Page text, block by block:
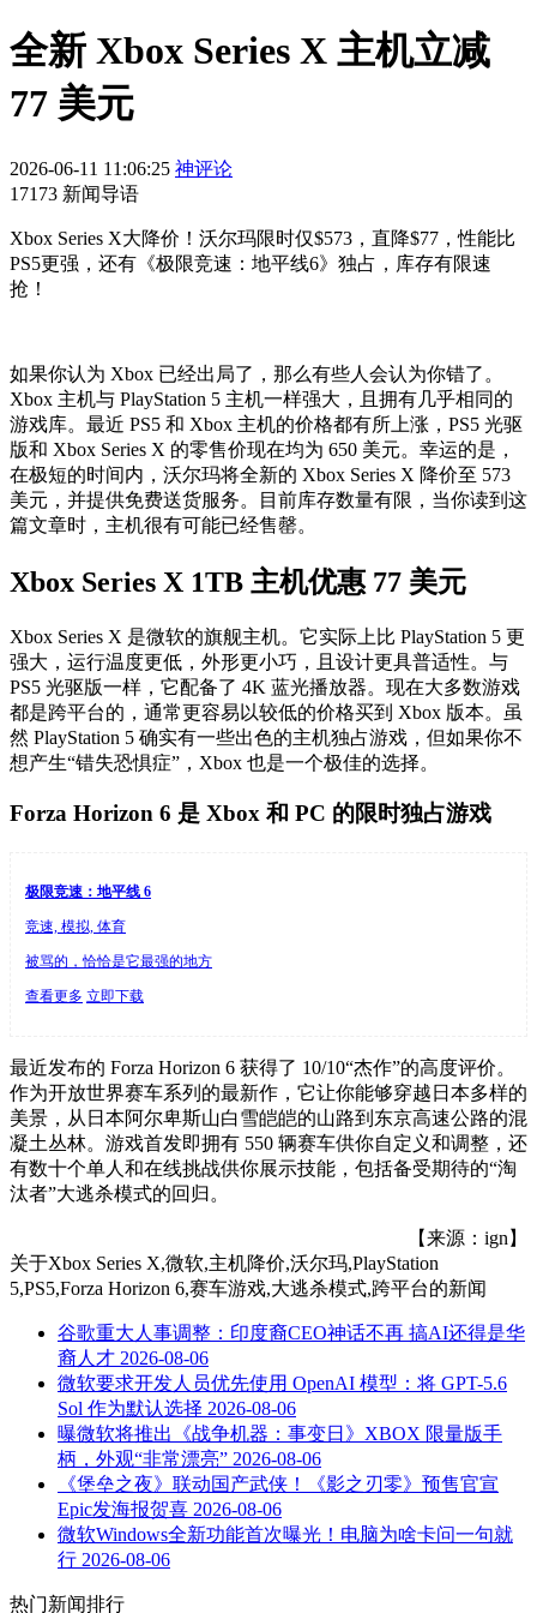
全新 Xbox Series X 主机立减
77 美元
2026-06-11 11:06:25 神评论
17173 新闻导语
Xbox Series X大降价！沃尔玛限时仅$573，直降$77，性能比
PS5更强，还有《极限竞速：地平线6》独占，库存有限速
抢！
如果你认为 Xbox 已经出局了，那么有些人会认为你错了。
Xbox 主机与 PlayStation 5 主机一样强大，且拥有几乎相同的
游戏库。最近 PS5 和 Xbox 主机的价格都有所上涨，PS5 光驱
版和 Xbox Series X 的零售价现在均为 650 美元。幸运的是，
在极短的时间内，沃尔玛将全新的 Xbox Series X 降价至 573
美元，并提供免费送货服务。目前库存数量有限，当你读到这
篇文章时，主机很有可能已经售罄。
Xbox Series X 1TB 主机优惠 77 美元
Xbox Series X 是微软的旗舰主机。它实际上比 PlayStation 5 更
强大，运行温度更低，外形更小巧，且设计更具普适性。与
PS5 光驱版一样，它配备了 4K 蓝光播放器。现在大多数游戏
都是跨平台的，通常更容易以较低的价格买到 Xbox 版本。虽
然 PlayStation 5 确实有一些出色的主机独占游戏，但如果你不
想产生“错失恐惧症”，Xbox 也是一个极佳的选择。
Forza Horizon 6 是 Xbox 和 PC 的限时独占游戏
极限竞速：地平线 6
竞速, 模拟, 体育
被骂的，恰恰是它最强的地方
查看更多 立即下载
最近发布的 Forza Horizon 6 获得了 10/10“杰作”的高度评价。
作为开放世界赛车系列的最新作，它让你能够穿越日本多样的
美景，从日本阿尔卑斯山白雪皑皑的山路到东京高速公路的混
凝土丛林。游戏首发即拥有 550 辆赛车供你自定义和调整，还
有数十个单人和在线挑战供你展示技能，包括备受期待的“淘
汰者”大逃杀模式的回归。
【来源：ign】
关于Xbox Series X,微软,主机降价,沃尔玛,PlayStation
5,PS5,Forza Horizon 6,赛车游戏,大逃杀模式,跨平台的新闻
谷歌重大人事调整：印度裔CEO神话不再 搞AI还得是华
裔人才 2026-08-06
微软要求开发人员优先使用 OpenAI 模型：将 GPT-5.6
Sol 作为默认选择 2026-08-06
曝微软将推出《战争机器：事变日》XBOX 限量版手
柄，外观“非常漂亮” 2026-08-06
《堡垒之夜》联动国产武侠！《影之刃零》预售官宣
Epic发海报贺喜 2026-08-06
微软Windows全新功能首次曝光！电脑为啥卡问一句就
行 2026-08-06
热门新闻排行